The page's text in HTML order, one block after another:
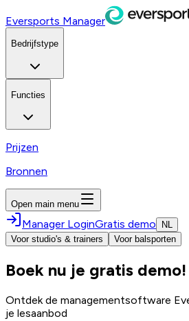
Eversports Manager
Bedrijfstype
Functies
Prijzen
Bronnen
Open main menu
Manager LoginGratis demo
NL
Voor studio's & trainers
Voor balsporten
Boek nu je gratis demo!
Ontdek de managementsoftware
je lesaanbod